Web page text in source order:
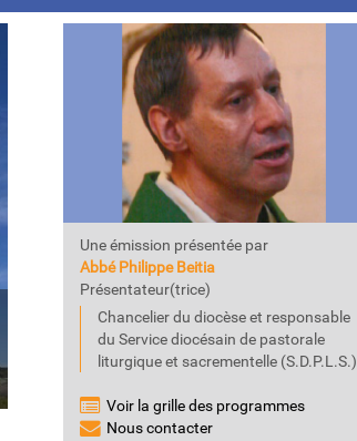
Une émission présentée par
Abbé Philippe Beitia
Présentateur(trice)
Chancelier du diocèse et responsable
du Service diocésain de pastorale
liturgique et sacrementelle (S.D.P.L.S.)
Voir la grille des programmes
Nous contacter